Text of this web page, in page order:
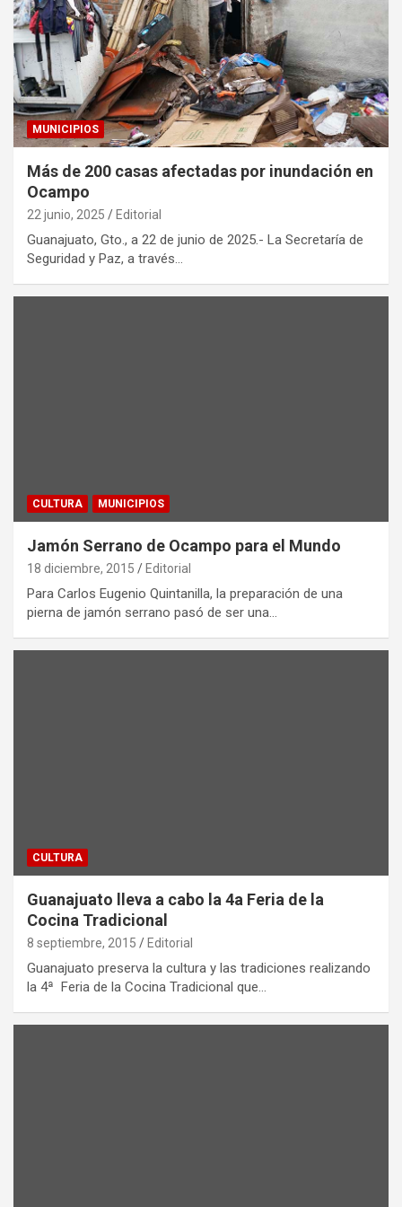
MUNICIPIOS
Más de 200 casas afectadas por inundación en
Ocampo
22 junio, 2025 Editorial
Guanajuato, Gto., a 22 de junio de 2025.- La Secretaría de
Seguridad y Paz, a través…
CULTURA MUNICIPIOS
Jamón Serrano de Ocampo para el Mundo
18 diciembre, 2015 Editorial
Para Carlos Eugenio Quintanilla, la preparación de una
pierna de jamón serrano pasó de ser una…
CULTURA
Guanajuato lleva a cabo la 4a Feria de la
Cocina Tradicional
8 septiembre, 2015 Editorial
Guanajuato preserva la cultura y las tradiciones realizando
la 4ª Feria de la Cocina Tradicional que…